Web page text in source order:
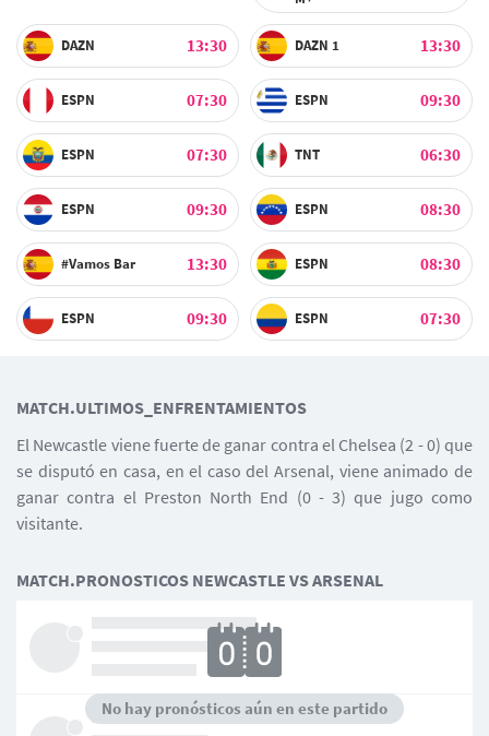
MATCH.PRONOSTICOS NEWCASTLE VS ARSENAL
No hay pronósticos aún en este partido
DAZN 13:30 DAZN 1 13:30
ESPN 07:30 ESPN 09:30
ESPN 07:30 TNT 06:30
ESPN 09:30 ESPN 08:30
#Vamos Bar 13:30 ESPN 08:30
ESPN 09:30 ESPN 07:30
MATCH.ULTIMOS_ENFRENTAMIENTOS
El Newcastle viene fuerte de ganar contra el Chelsea (2 - 0) que
se disputó en casa, en el caso del Arsenal, viene animado de
ganar contra el Preston North End (0 - 3) que jugo como
visitante.